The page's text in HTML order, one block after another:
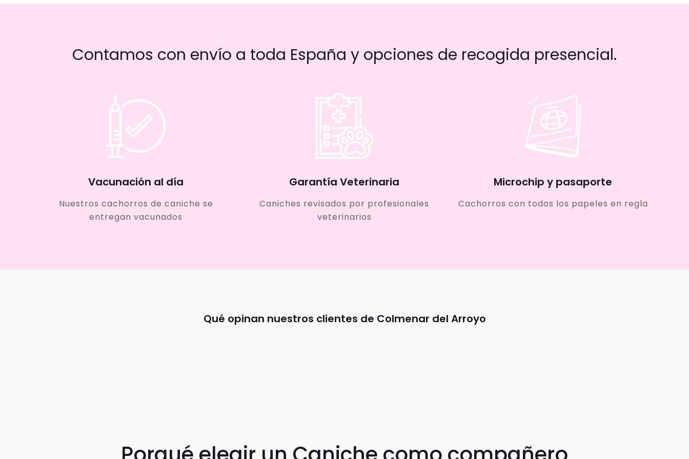
Contamos con envío a toda España y opciones de recogida presencial.
Vacunación al día
Nuestros cachorros de caniche se
entregan vacunados
Garantía Veterinaria
Caniches revisados por profesionales
veterinarios
Microchip y pasaporte
Cachorros con todos los papeles en regla
Qué opinan nuestros clientes de Colmenar del Arroyo